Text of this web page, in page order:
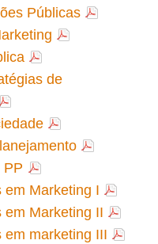
Públicas
de
PP
em Marketing I
em Marketing II
em marketing III